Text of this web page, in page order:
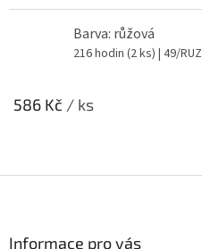
Barva: růžová
216 hodin (2 ks) | 49/RUZ
586 Kč / ks
Informace pro vás